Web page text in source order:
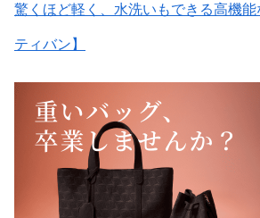
驚くほど軽く、水洗いもできる高機
ティバン】